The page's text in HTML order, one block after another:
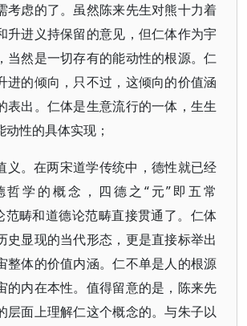
考虑的了。虽然陈来先生对熊十力着
升进义持保留的意见，但仁体作为宇
当然是一切存有的能动性的根源。仁
进的倾向，只不过，这倾向的价值涵
表出。仁体是生意流行的一体，生生
性的具体实现；
义。在两宋道学传统中，德性就已经
哲学的概念，四德之“元”即五常
范畴和道德论范畴直接贯通了。仁体
史显现的当代形态，更是直接标举出
整体的价值内涵。仁不单是人的根源
的内在本性。值得留意的是，陈来先
层面上理解仁这个概念的。与朱子以